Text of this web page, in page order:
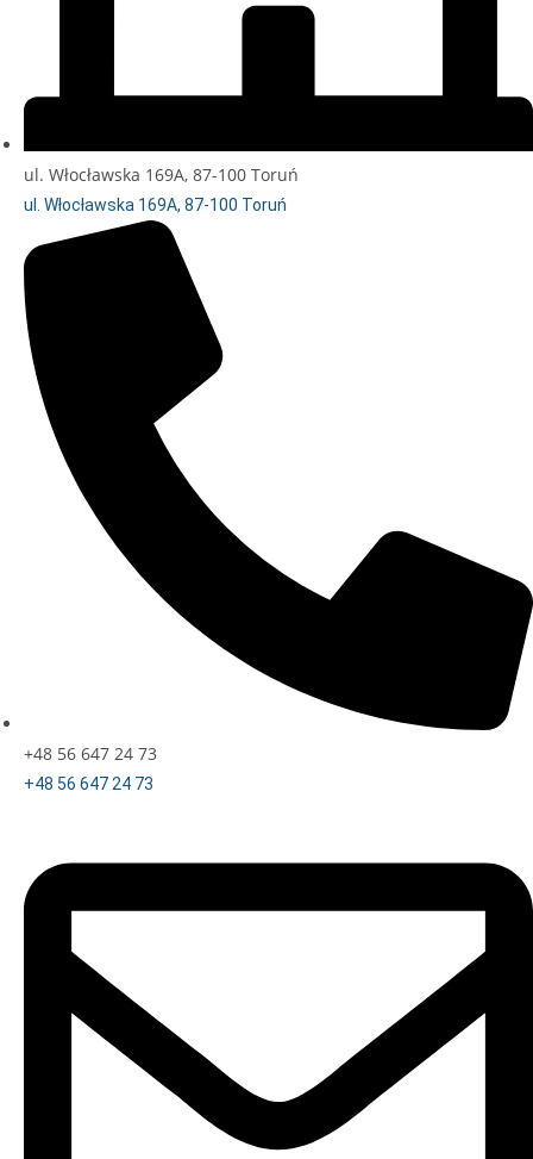
ul. Włocławska 169A, 87-100 Toruń
ul. Włocławska 169A, 87-100 Toruń
+48 56 647 24 73
+48 56 647 24 73